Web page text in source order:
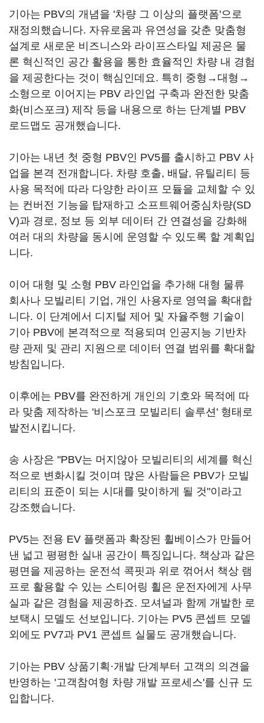
기아는 PBV의 개념을 '차량 그 이상의 플랫폼'으로
재정의했습니다. 자유로움과 유연성을 갖춘 맞춤형
설계로 새로운 비즈니스와 라이프스타일 제공은 물
론 혁신적인 공간 활용을 통한 효율적인 차량 내 경험
을 제공한다는 것이 핵심인데요. 특히 중형→대형→
소형으로 이어지는 PBV 라인업 구축과 완전한 맞춤
화(비스포크) 제작 등을 내용으로 하는 단계별 PBV
로드맵도 공개했습니다.
기아는 내년 첫 중형 PBV인 PV5를 출시하고 PBV 사
업을 본격 전개합니다. 차량 호출, 배달, 유틸리티 등
사용 목적에 따라 다양한 라이프 모듈을 교체할 수 있
는 컨버전 기능을 탑재하고 소프트웨어중심차량(SD
V)과 경로, 정보 등 외부 데이터 간 연결성을 강화해
여러 대의 차량을 동시에 운영할 수 있도록 할 계획입
니다.
이어 대형 및 소형 PBV 라인업을 추가해 대형 물류
회사나 모빌리티 기업, 개인 사용자로 영역을 확대합
니다. 이 단계에서 디지털 제어 및 자율주행 기술이
기아 PBV에 본격적으로 적용되며 인공지능 기반차
량 관제 및 관리 지원으로 데이터 연결 범위를 확대할
방침입니다.
이후에는 PBV를 완전하게 개인의 기호와 목적에 따
라 맞춤 제작하는 '비스포크 모빌리티 솔루션' 형태로
발전시킵니다.
송 사장은 "PBV는 머지않아 모빌리티의 세계를 혁신
적으로 변화시킬 것이며 많은 사람들은 PBV가 모빌
리티의 표준이 되는 시대를 맞이하게 될 것"이라고
강조했습니다.
PV5는 전용 EV 플랫폼과 확장된 휠베이스가 만들어
낸 넓고 평평한 실내 공간이 특징입니다. 책상과 같은
평면을 제공하는 운전석 콕핏과 위로 꺾어서 책상 램
프로 활용할 수 있는 스티어링 휠은 운전자에게 사무
실과 같은 경험을 제공하죠. 모셔널과 함께 개발한 로
보택시 모델도 선보입니다. 기아는 PV5 콘셉트 모델
외에도 PV7과 PV1 콘셉트 실물도 공개했습니다.
기아는 PBV 상품기획·개발 단계부터 고객의 의견을
반영하는 '고객참여형 차량 개발 프로세스'를 신규 도
입합니다.